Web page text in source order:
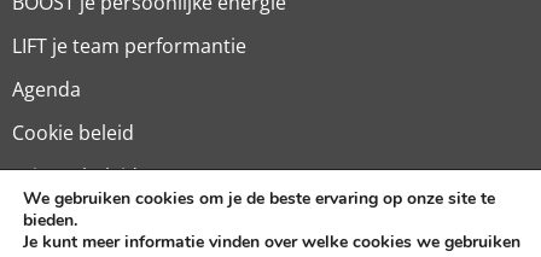
LIFT je team performantie
Agenda
Cookie beleid
Privacy beleid
Algemene Voorwaarden
We gebruiken cookies om je de beste ervaring op onze site te
bieden.
Je kunt meer informatie vinden over welke cookies we gebruiken